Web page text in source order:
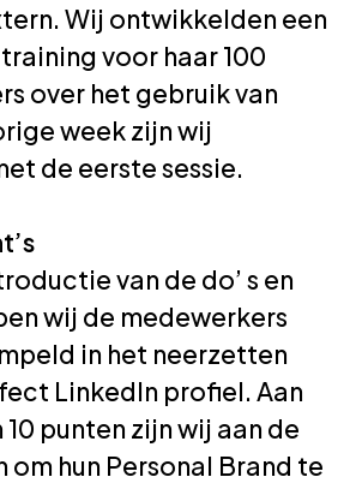
Wij ontwikkelden een
voor haar 100
over het gebruik van
week zijn wij
de eerste sessie.
van de do’ s en
wij de medewerkers
in het neerzetten
LinkedIn profiel. Aan
10 punten zijn wij aan de
om hun Personal Brand te